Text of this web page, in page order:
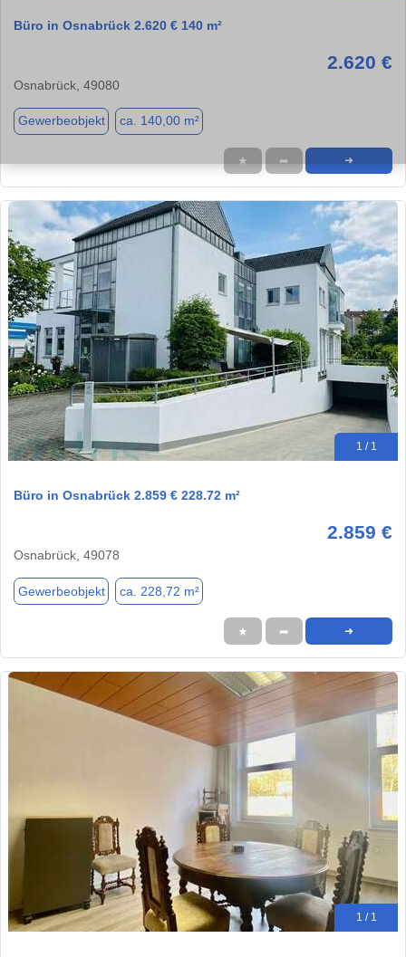
Büro in Osnabrück 2.620 € 140 m²
2.620 €
Osnabrück, 49080
Gewerbeobjekt ca. 140,00 m²
★ ➦ ➜
1 / 1
Büro in Osnabrück 2.859 € 228.72 m²
2.859 €
Osnabrück, 49078
Gewerbeobjekt ca. 228,72 m²
★ ➦ ➜
1 / 1